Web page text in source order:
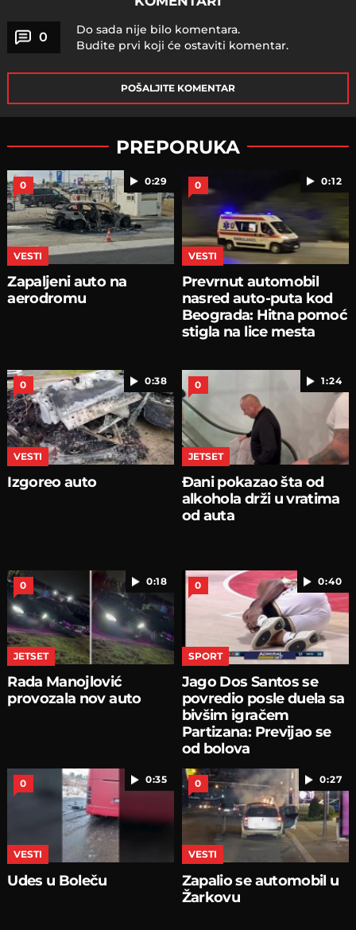
0
Do sada nije bilo komentara.
Budite prvi koji će ostaviti komentar.
POŠALJITE KOMENTAR
PREPORUKA
0:29
0
VESTI
Zapaljeni auto na
aerodromu
0:12
0
VESTI
Prevrnut automobil
nasred auto-puta kod
Beograda: Hitna pomoć
stigla na lice mesta
0:38
0
VESTI
Izgoreo auto
1:24
0
JETSET
Đani pokazao šta od
alkohola drži u vratima
od auta
0:18
0
JETSET
Rada Manojlović
provozala nov auto
0:40
0
SPORT
Jago Dos Santos se
povredio posle duela sa
bivšim igračem
Partizana: Previjao se
od bolova
0:35
0
VESTI
Udes u Boleču
0:27
0
VESTI
Zapalio se automobil u
Žarkovu